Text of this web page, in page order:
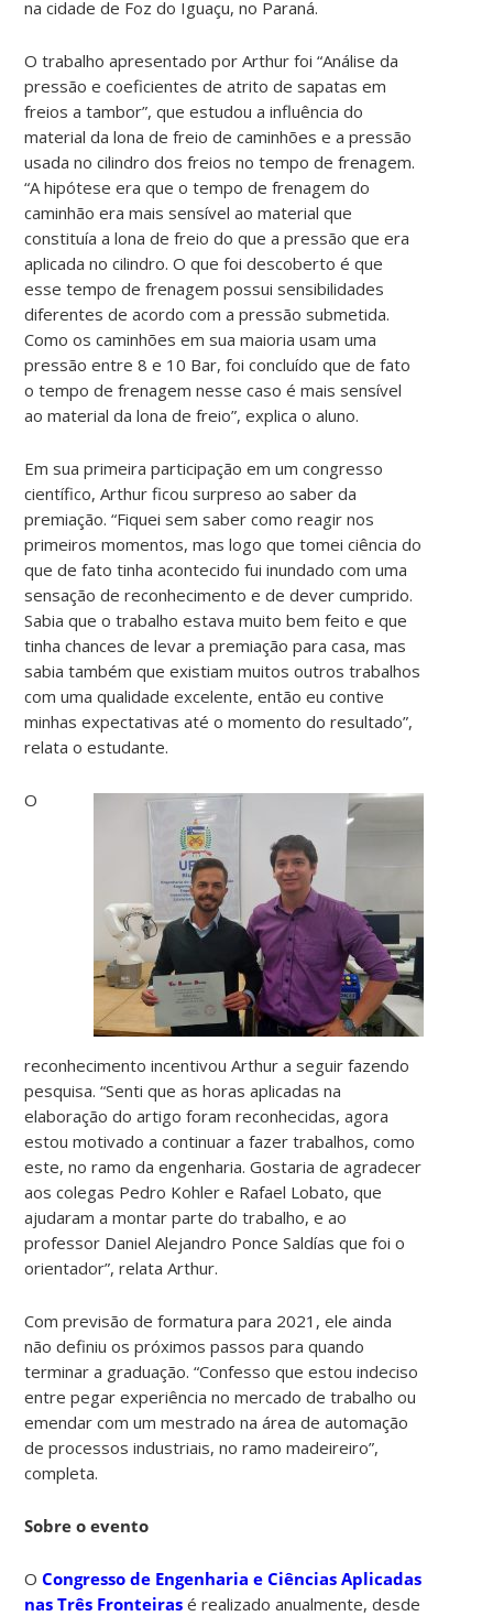
na cidade de Foz do Iguaçu, no Paraná.
O trabalho apresentado por Arthur foi “Análise da
pressão e coeficientes de atrito de sapatas em
freios a tambor”, que estudou a influência do
material da lona de freio de caminhões e a pressão
usada no cilindro dos freios no tempo de frenagem.
“A hipótese era que o tempo de frenagem do
caminhão era mais sensível ao material que
constituía a lona de freio do que a pressão que era
aplicada no cilindro. O que foi descoberto é que
esse tempo de frenagem possui sensibilidades
diferentes de acordo com a pressão submetida.
Como os caminhões em sua maioria usam uma
pressão entre 8 e 10 Bar, foi concluído que de fato
o tempo de frenagem nesse caso é mais sensível
ao material da lona de freio”, explica o aluno.
Em sua primeira participação em um congresso
científico, Arthur ficou surpreso ao saber da
premiação. “Fiquei sem saber como reagir nos
primeiros momentos, mas logo que tomei ciência do
que de fato tinha acontecido fui inundado com uma
sensação de reconhecimento e de dever cumprido.
Sabia que o trabalho estava muito bem feito e que
tinha chances de levar a premiação para casa, mas
sabia também que existiam muitos outros trabalhos
com uma qualidade excelente, então eu contive
minhas expectativas até o momento do resultado”,
relata o estudante.
O
reconhecimento incentivou Arthur a seguir fazendo
pesquisa. “Senti que as horas aplicadas na
elaboração do artigo foram reconhecidas, agora
estou motivado a continuar a fazer trabalhos, como
este, no ramo da engenharia. Gostaria de agradecer
aos colegas Pedro Kohler e Rafael Lobato, que
ajudaram a montar parte do trabalho, e ao
professor Daniel Alejandro Ponce Saldías que foi o
orientador”, relata Arthur.
Com previsão de formatura para 2021, ele ainda
não definiu os próximos passos para quando
terminar a graduação. “Confesso que estou indeciso
entre pegar experiência no mercado de trabalho ou
emendar com um mestrado na área de automação
de processos industriais, no ramo madeireiro”,
completa.
Sobre o evento
OCongresso de Engenharia e Ciências Aplicadas
nas Três Fronteiras é realizado anualmente, desde